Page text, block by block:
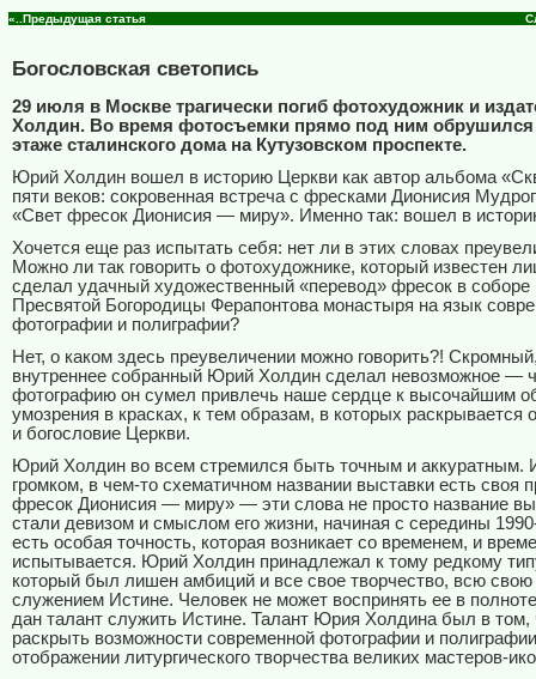
«..Предыдущая статья
Богословская светопись
29 июля в Москве трагически погиб фотохудожник и
Холдин. Во время фотосъемки прямо под ним обрушился
этаже сталинского дома на Кутузовском проспекте.
Юрий Холдин вошел в историю Церкви как автор альбома
пяти веков: сокровенная встреча с фресками Дионисия
«Свет фресок Дионисия — миру». Именно так: вошел в
Хочется еще раз испытать себя: нет ли в этих словах
Можно ли так говорить о фотохудожнике, который известен
сделал удачный художественный «перевод» фресок в соборе
Пресвятой Богородицы Ферапонтова монастыря на язык
фотографии и полиграфии?
Нет, о каком здесь преувеличении можно говорить?!
внутреннее собранный Юрий Холдин сделал невозможное —
фотографию он сумел привлечь наше сердце к высочайшим
умозрения в красках, к тем образам, в которых раскрывается
и богословие Церкви.
Юрий Холдин во всем стремился быть точным и аккуратным.
громком, в чем-то схематичном названии выставки есть своя
фресок Дионисия — миру» — эти слова не просто название
стали девизом и смыслом его жизни, начиная с середины
есть особая точность, которая возникает со временем, и
испытывается. Юрий Холдин принадлежал к тому редкому
который был лишен амбиций и все свое творчество, всю свою
служением Истине. Человек не может воспринять ее в
дан талант служить Истине. Талант Юрия Холдина был в том,
раскрыть возможности современной фотографии и
отображении литургического творчества великих мастеров-